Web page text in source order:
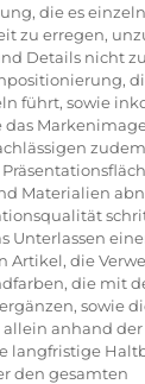
die es
zu erregen,
Details nicht
führt, sowie
das
Materialien
Unterlassen
Artikel, die
die mit
sowie
anhand der
langfristige
den gesamten